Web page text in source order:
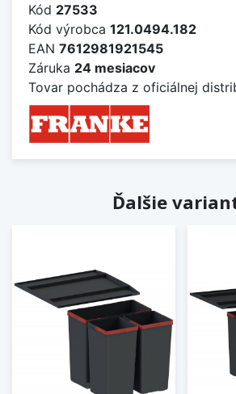
Kód 27533
Kód výrobca 121.0494.182
EAN 7612981921545
Záruka 24 mesiacov
Tovar pochádza z oficiálnej
Ďalšie